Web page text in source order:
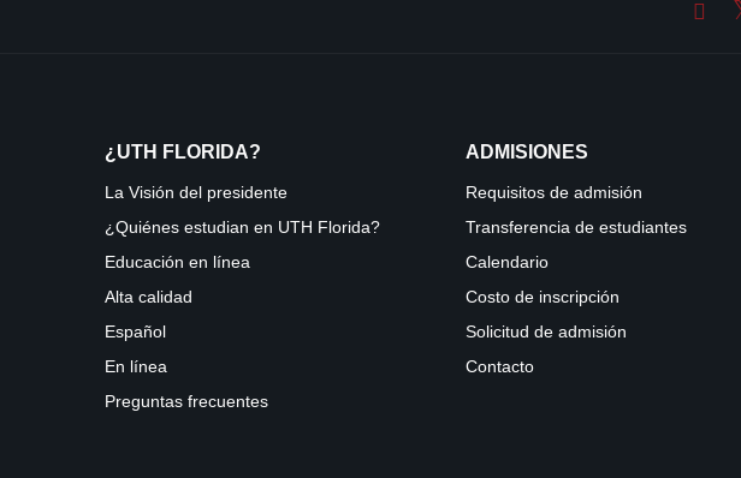
¿UTH FLORIDA?
La Visión del presidente
¿Quiénes estudian en UTH Florida?
Educación en línea
Alta calidad
Español
En línea
Preguntas frecuentes
ADMISIONES
Requisitos de admisión
Transferencia de estudiantes
Calendario
Costo de inscripción
Solicitud de admisión
Contacto